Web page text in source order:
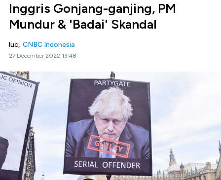
Inggris Gonjang-ganjing, PM
Mundur & 'Badai' Skandal
luc, CNBC Indonesia
27 December 2022 13:48